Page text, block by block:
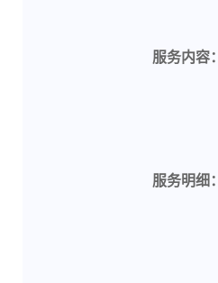
服务内容：
服务明细：